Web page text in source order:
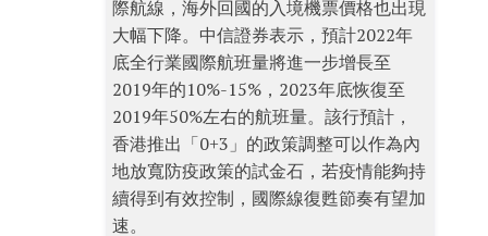
際航線，海外回國的入境機票價格也出現
大幅下降。中信證券表示，預計2022年
底全行業國際航班量將進一步增長至
2019年的10%-15%，2023年底恢復至
2019年50%左右的航班量。該行預計，
香港推出「0+3」的政策調整可以作為內
地放寬防疫政策的試金石，若疫情能夠持
續得到有效控制，國際線復甦節奏有望加
速。